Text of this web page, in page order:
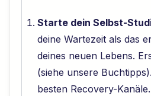
Starte dein Selbst-
deine Wartezeit als das
deines neuen Lebens.
(siehe unsere
besten Recovery-